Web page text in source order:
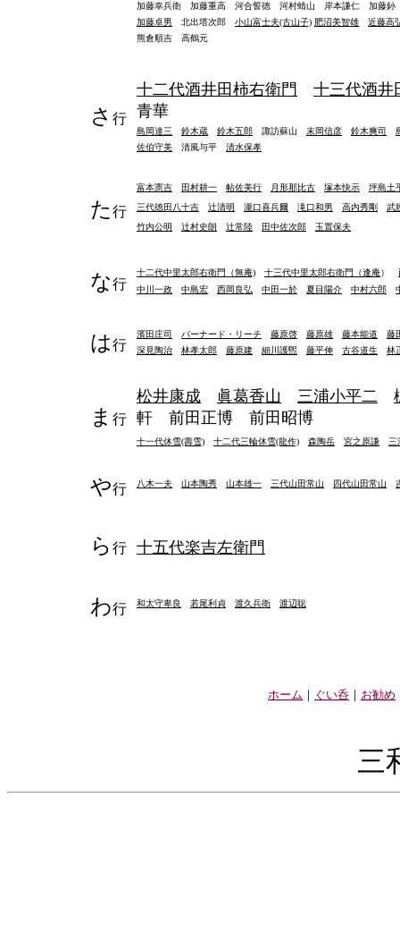
加藤幸兵衛 加藤重高 河合誓徳 河村蜻山 岸本謙仁 加藤
加藤卓男
北出塔次郎 小山富士夫(古山子) 肥沼美智雄
近藤高
熊倉順吉 高鶴元
さ 行
十二代酒井田柿右衛門
十三代酒井
青華
島岡達三 鈴木蔵 鈴木五郎 諏訪蘇山 末岡信彦 鈴木爽司
佐伯守美 清風与平 清水保孝
た 行
富本憲吉 田村耕一 帖佐美行 月形那比古 塚本快示
坪島土
三代徳田八十吉
辻清明 瀧口喜兵爾 滝口和男 高内秀剛
武
竹内公明
辻村史朗 辻常陸 田中佐次郎 玉置保夫
な行
十二代中里太郎右衛門（無庵) 十三代中里太郎右衛門（逢庵）
中川一政
中島宏 西岡良弘 中田一於 夏目陽介 中村六郎
は行
濱田庄司 バーナード・リーチ 藤原啓 藤原雄 藤本能道
藤
深見陶治
林孝太郎 藤原建 細川護煕 藤平伸 古谷道生 林
ま 行
松井康成 眞葛香山 三浦小平二
軒
前田正博 前田昭博
十一代休雪(壽雪) 十二代三輪休雪(龍作) 森陶岳 宮之原謙 三
や行 八木一夫 山本陶秀 山本雄一 三代山田常山 四代山田常山
ら 行 十五代楽吉左衛門
わ行 和太守卑良 若尾利貞 渡久兵衛 渡辺聡
ホーム ｜ ぐい呑 ｜ お勧め
三